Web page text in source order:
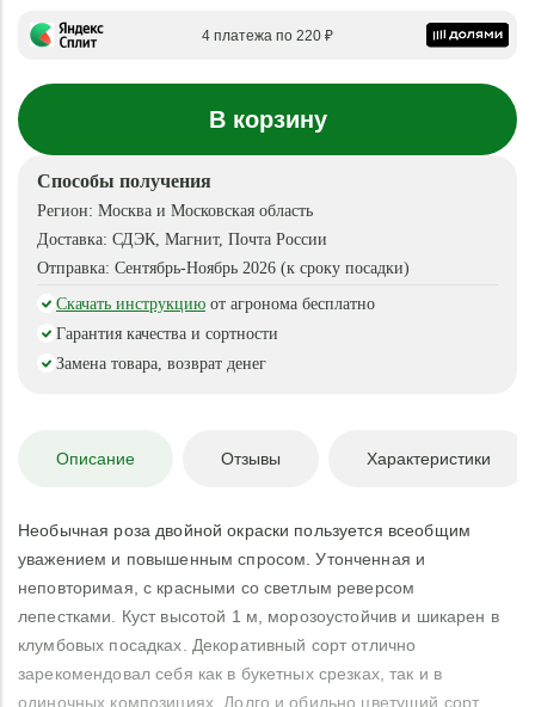
4 платежа по 220 ₽
В корзину
Способы получения
Регион: Москва и Московская область
Доставка: СДЭК, Магнит, Почта России
Отправка: Сентябрь-Ноябрь 2026 (к сроку посадки)
Скачать инструкцию от агронома бесплатно
Гарантия качества и сортности
Замена товара, возврат денег
Описание Отзывы Характеристики
Необычная роза двойной окраски пользуется всеобщим
уважением и повышенным спросом. Утонченная и
неповторимая, с красными со светлым реверсом
лепестками. Куст высотой 1 м, морозоустойчив и шикарен в
клумбовых посадках. Декоративный сорт отлично
зарекомендовал себя как в букетных срезках, так и в
одиночных композициях. Долго и обильно цветущий сорт.